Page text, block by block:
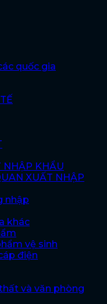
quốc gia
NHẬP KHẨU
XUẤT NHẬP
nhập
khác
vệ sinh
điện
và văn phòng